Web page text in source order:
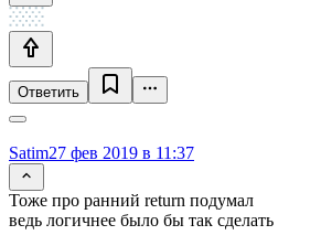
Ответить
Satim27 фев 2019 в 11:37
Тоже про ранний return подумал
ведь логичнее было бы так сделать